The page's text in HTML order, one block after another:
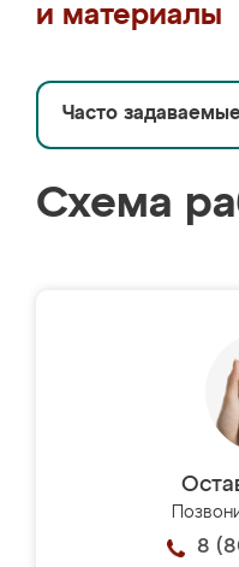
и материалы
Часто
Схема
8